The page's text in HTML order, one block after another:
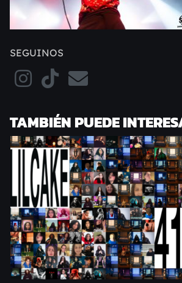
SEGUINOS
TAMBIÉN PUEDE